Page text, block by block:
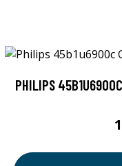
PHILIPS